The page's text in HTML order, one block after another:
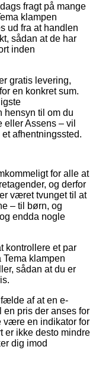
fragt på mange
klampen
ud fra at handlen
sådan at de har
inden
gratis levering,
en konkret sum.
hensyn til om du
Assens – vil
afhentningssted.
for alle at
og derfor
været tvunget til at
– til børn, og
endda nogle
kontrollere et par
klampen
sådan at du er
af at en e-
en pris der anses for
være en indikator for
er ikke desto mindre
dig imod